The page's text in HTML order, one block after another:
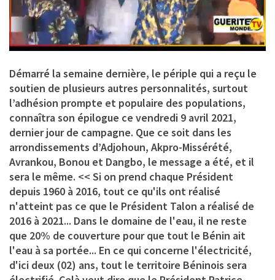
Démarré la semaine dernière, le périple qui a reçu le
soutien de plusieurs autres personnalités, surtout
l’adhésion prompte et populaire des populations,
connaîtra son épilogue ce vendredi 9 avril 2021,
dernier jour de campagne. Que ce soit dans les
arrondissements d’Adjohoun, Akpro-Missérété,
Avrankou, Bonou et Dangbo, le message a été, et il
sera le même. << Si on prend chaque Président
depuis 1960 à 2016, tout ce qu'ils ont réalisé
n'atteint pas ce que le Président Talon a réalisé de
2016 à 2021... Dans le domaine de l'eau, il ne reste
que 20% de couverture pour que tout le Bénin ait
l'eau à sa portée... En ce qui concerne l'électricité,
d'ici deux (02) ans, tout le territoire Béninois sera